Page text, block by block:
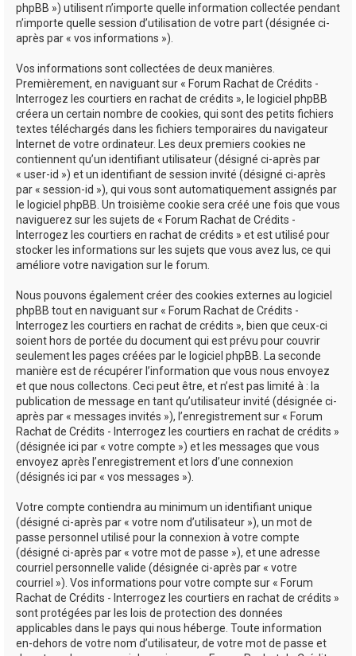
phpBB ») utilisent n’importe quelle information collectée pendant
n’importe quelle session d’utilisation de votre part (désignée ci-
après par « vos informations »).
Vos informations sont collectées de deux manières.
Premièrement, en naviguant sur « Forum Rachat de Crédits -
Interrogez les courtiers en rachat de crédits », le logiciel phpBB
créera un certain nombre de cookies, qui sont des petits fichiers
textes téléchargés dans les fichiers temporaires du navigateur
Internet de votre ordinateur. Les deux premiers cookies ne
contiennent qu’un identifiant utilisateur (désigné ci-après par
« user-id ») et un identifiant de session invité (désigné ci-après
par « session-id »), qui vous sont automatiquement assignés par
le logiciel phpBB. Un troisième cookie sera créé une fois que vous
naviguerez sur les sujets de « Forum Rachat de Crédits -
Interrogez les courtiers en rachat de crédits » et est utilisé pour
stocker les informations sur les sujets que vous avez lus, ce qui
améliore votre navigation sur le forum.
Nous pouvons également créer des cookies externes au logiciel
phpBB tout en naviguant sur « Forum Rachat de Crédits -
Interrogez les courtiers en rachat de crédits », bien que ceux-ci
soient hors de portée du document qui est prévu pour couvrir
seulement les pages créées par le logiciel phpBB. La seconde
manière est de récupérer l’information que vous nous envoyez
et que nous collectons. Ceci peut être, et n’est pas limité à : la
publication de message en tant qu’utilisateur invité (désignée ci-
après par « messages invités »), l’enregistrement sur « Forum
Rachat de Crédits - Interrogez les courtiers en rachat de crédits »
(désignée ici par « votre compte ») et les messages que vous
envoyez après l’enregistrement et lors d’une connexion
(désignés ici par « vos messages »).
Votre compte contiendra au minimum un identifiant unique
(désigné ci-après par « votre nom d’utilisateur »), un mot de
passe personnel utilisé pour la connexion à votre compte
(désigné ci-après par « votre mot de passe »), et une adresse
courriel personnelle valide (désignée ci-après par « votre
courriel »). Vos informations pour votre compte sur « Forum
Rachat de Crédits - Interrogez les courtiers en rachat de crédits »
sont protégées par les lois de protection des données
applicables dans le pays qui nous héberge. Toute information
en-dehors de votre nom d’utilisateur, de votre mot de passe et